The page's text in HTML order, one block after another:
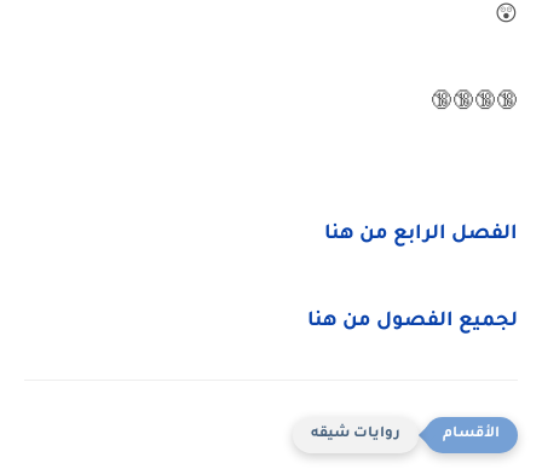
😲
🔞🔞🔞🔞
الفصل الرابع من هنا
لجميع الفصول من هنا
روايات شيقه